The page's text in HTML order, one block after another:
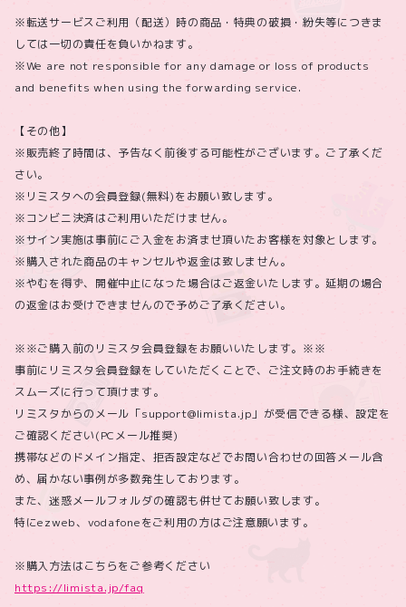
※転送サービスご利用（配送）時の商品・特典の破損・紛失等につきま
しては一切の責任を負いかねます。
※We are not responsible for any damage or loss of products
and benefits when using the forwarding service.
【その他】
※販売終了時間は、予告なく前後する可能性がございます。ご了承くだ
さい。
※リミスタへの会員登録(無料)をお願い致します。
※コンビニ決済はご利用いただけません。
※サイン実施は事前にご入金をお済ませ頂いたお客様を対象とします。
※購入された商品のキャンセルや返金は致しません。
※やむを得ず、開催中止になった場合はご返金いたします。延期の場合
の返金はお受けできませんので予めご了承ください。
※※ご購入前のリミスタ会員登録をお願いいたします。※※
事前にリミスタ会員登録をしていただくことで、ご注文時のお手続きを
スムーズに行って頂けます。
リミスタからのメール「support@limista.jp」が受信できる様、設定を
ご確認ください(PCメール推奨)
携帯などのドメイン指定、拒否設定などでお問い合わせの回答メール含
め、届かない事例が多数発生しております。
また、迷惑メールフォルダの確認も併せてお願い致します。
特にezweb、vodafoneをご利用の方はご注意願います。
※購入方法はこちらをご参考ください
https://limista.jp/faq